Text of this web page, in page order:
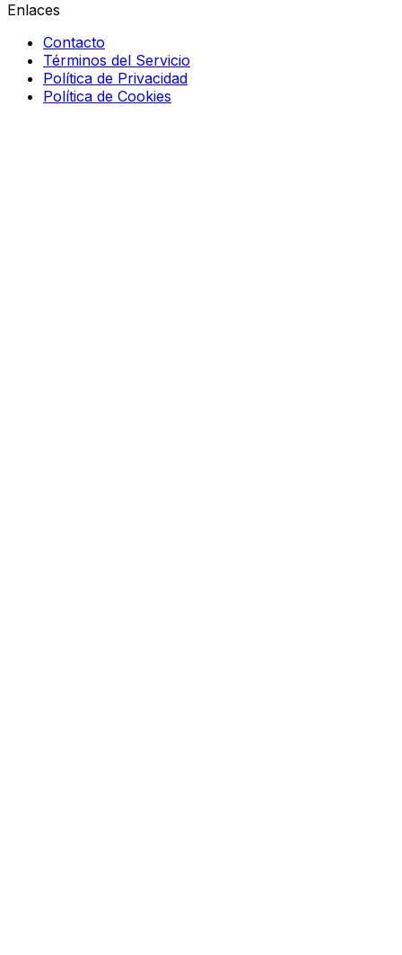
Enlaces
Contacto
Términos del Servicio
Política de Privacidad
Política de Cookies